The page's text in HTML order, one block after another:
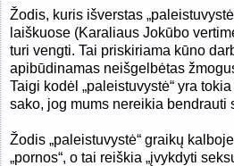
Žodis, kuris išverstas
laiškuose (Karaliaus Jokūbo
turi vengti. Tai priskiriama kūno
apibūdinamas neišgelbėtas
Taigi kodėl „paleistuvystė“ yra
sako, jog mums nereikia bendrauti
Žodis „paleistuvystė“ graikų
„pornos“, o tai reiškia „įvykdyti